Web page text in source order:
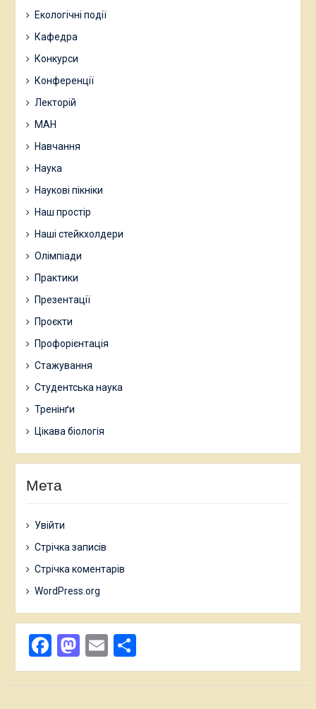
Екологічні події
Кафедра
Конкурси
Конференції
Лекторій
МАН
Навчання
Наука
Наукові пікніки
Наш простір
Наші стейкхолдери
Олімпіади
Практики
Презентації
Проєкти
Профорієнтація
Стажування
Студентська наука
Тренінґи
Цікава біологія
Мета
Увійти
Стрічка записів
Стрічка коментарів
WordPress.org
Facebook
Mastodon
Email